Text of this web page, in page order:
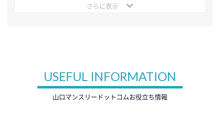
さらに表示
USEFUL INFORMATION
山口マンスリードットコムお役立ち情報